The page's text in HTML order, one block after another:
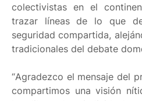
colectivistas en el
trazar líneas de lo que
seguridad compartida,
tradicionales del debate
“Agradezco el mensaje del
compartimos una visión